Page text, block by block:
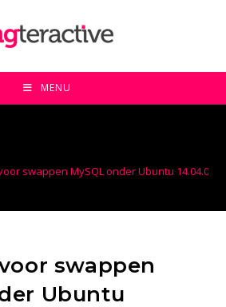
MENU
swappen MySQL onder Ubuntu 14.04.01
swappen
Ubuntu